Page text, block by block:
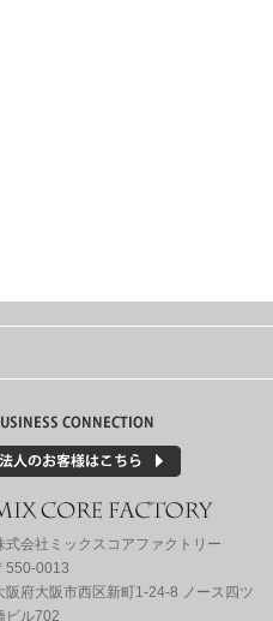
式会社ミックスコアファクトリー
550-0013
阪府大阪市西区新町1-24-8 ノース四ツ
ビル702